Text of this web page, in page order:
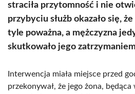
straciła przytomność i nie
przybyciu służb okazało się,
tyle poważna, a mężczyzna
skutkowało jego
Interwencja miała miejsce przed
przekonywał, że jego żona,